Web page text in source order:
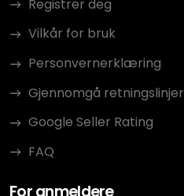
Registrer deg
Vilkår for bruk
Personvernerklæring
Gjennomgå retningslinjer
Google Seller Rating
FAQ
For anmeldere